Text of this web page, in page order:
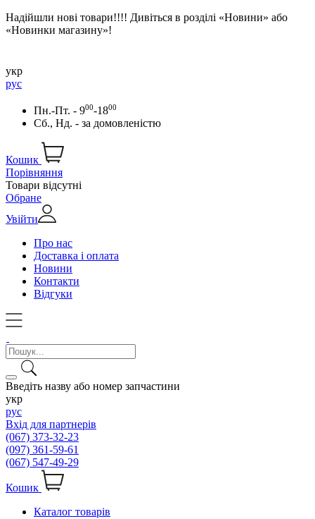
Надійшли нові товари!!!! Дивіться в розділі «Новини» або
«Новинки магазину»!
укр
рус
Пн.-Пт. - 900-1800
Сб., Нд. - за домовленістю
Кошик
Порівняння
Товари відсутні
Обране
Увійти
Про нас
Доставка і оплата
Новини
Контакти
Відгуки
Введіть назву або номер запчастини
укр
рус
Вхід для партнерів
(067) 373-32-23
(097) 361-59-61
(067) 547-49-29
Кошик
Каталог товарів